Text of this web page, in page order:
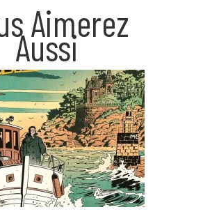
Aimerez
Aussi